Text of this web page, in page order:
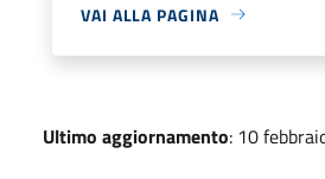
VAI ALLA PAGINA
Ultimo aggiornamento: 10